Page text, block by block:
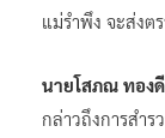
แม่รำพึง จะส่ง
นายโสภณ ทอง
กล่าวถึงการสำ